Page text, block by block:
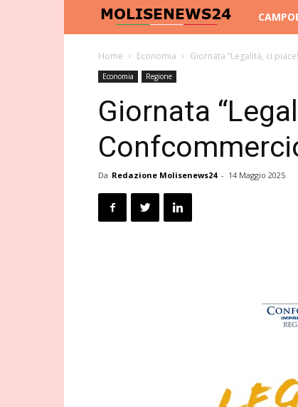
Molise
News
Home Economia Giornata “Legalità, ci
Economia Regione
Giornata
Da Redazione Molisenews24 - 14 Maggio 2025